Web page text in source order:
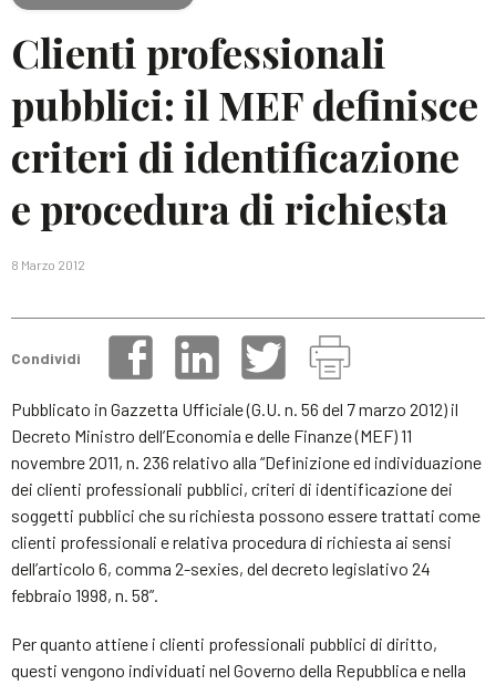
Clienti professionali
pubblici: il MEF definisce
criteri di identificazione
e procedura di richiesta
8 Marzo 2012
Condividi
Pubblicato in Gazzetta Ufficiale (G.U. n. 56 del 7 marzo 2012) il
Decreto Ministro dell’Economia e delle Finanze (MEF) 11
novembre 2011, n. 236 relativo alla “Definizione ed individuazione
dei clienti professionali pubblici, criteri di identificazione dei
soggetti pubblici che su richiesta possono essere trattati come
clienti professionali e relativa procedura di richiesta ai sensi
dell’articolo 6, comma 2-sexies, del decreto legislativo 24
febbraio 1998, n. 58”.
Per quanto attiene i clienti professionali pubblici di diritto,
questi vengono individuati nel Governo della Repubblica e nella